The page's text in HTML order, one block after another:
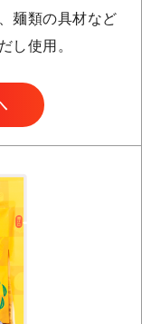
麺類の具材など
し使用。